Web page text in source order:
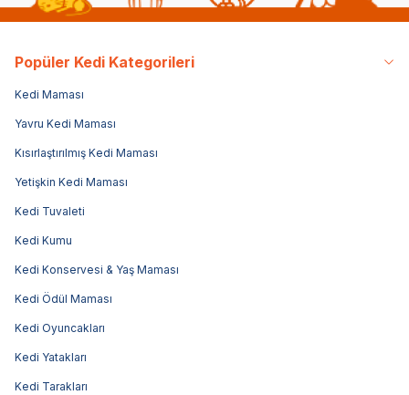
Popüler Kedi Kategorileri
Kedi Maması
Yavru Kedi Maması
Kısırlaştırılmış Kedi Maması
Yetişkin Kedi Maması
Kedi Tuvaleti
Kedi Kumu
Kedi Konservesi & Yaş Maması
Kedi Ödül Maması
Kedi Oyuncakları
Kedi Yatakları
Kedi Tarakları